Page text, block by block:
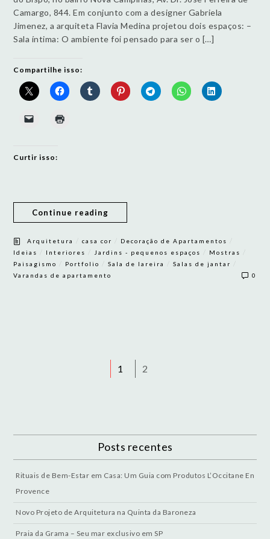
Camargo, 844. Em conjunto com a designer Gabriela
Jimenez, a arquiteta Flavia Medina projetou dois espaços: –
Sala íntima: O ambiente foi pensado para ser o […]
Compartilhe isso:
Curtir isso:
Continue reading
Arquitetura /casa cor Decoração de Apartamentos
Ideias Interiores /Jardins - pequenos espaços Mostras
Paisagismo Portfolio /Sala de lareira /Salas de jantar
Varandas de apartamento 0
1 2
Posts recentes
Rituais de Bem-Estar em Casa: Um Guia com Produtos L’Occitane En
Provence
Novo Projeto de Arquitetura na Quinta da Baroneza
Praia da Grama – Seu mar exclusivo em SP